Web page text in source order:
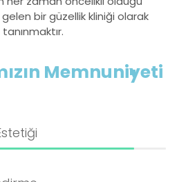
bir güzellik kliniği olarak
tanınmaktır.
Memnuniyeti